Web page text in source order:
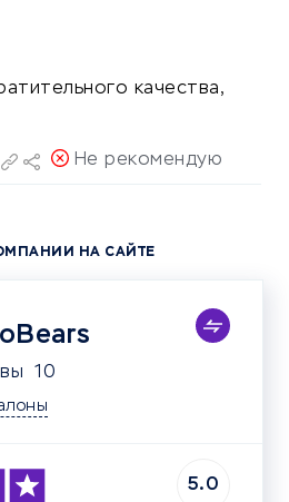
качества,
Не рекомендую
НА САЙТЕ
10
5.0